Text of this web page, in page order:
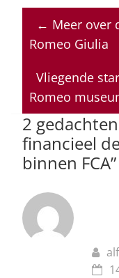
at
s
p
p
c
e
o
o
k
← Meer over
Romeo Giulia
Vliegende
Romeo
2
financieel
binnen FCA”